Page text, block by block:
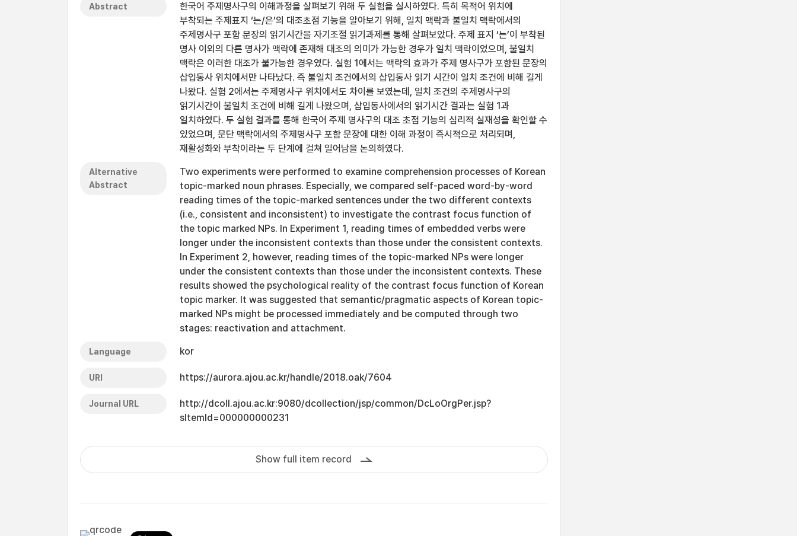
Abstract
한국어 주제명사구의 이해과정을 살펴보기 위해 두 실험을 실시하였다. 특히 목적어 위치에
부착되는 주제표지 ‘는/은’의 대조초점 기능을 알아보기 위해, 일치 맥락과 불일치 맥락에서의
주제명사구 포함 문장의 읽기시간을 자기조절 읽기과제를 통해 살펴보았다. 주제 표지 ‘는’이 부착된
명사 이외의 다른 명사가 맥락에 존재해 대조의 의미가 가능한 경우가 일치 맥락이었으며, 불일치
맥락은 이러한 대조가 불가능한 경우였다. 실험 1에서는 맥락의 효과가 주제 명사구가 포함된 문장의
삽입동사 위치에서만 나타났다. 즉 불일치 조건에서의 삽입동사 읽기 시간이 일치 조건에 비해 길게
나왔다. 실험 2에서는 주제명사구 위치에서도 차이를 보였는데, 일치 조건의 주제명사구의
읽기시간이 불일치 조건에 비해 길게 나왔으며, 삽입동사에서의 읽기시간 결과는 실험 1과
일치하였다. 두 실험 결과를 통해 한국어 주제 명사구의 대조 초점 기능의 심리적 실재성을 확인할 수
있었으며, 문단 맥락에서의 주제명사구 포함 문장에 대한 이해 과정이 즉시적으로 처리되며,
재활성화와 부착이라는 두 단계에 걸쳐 일어남을 논의하였다.
Alternative
Abstract
Two experiments were performed to examine comprehension processes of Korean
topic-marked noun phrases. Especially, we compared self-paced word-by-word
reading times of the topic-marked sentences under the two different contexts
(i.e., consistent and inconsistent) to investigate the contrast focus function of
the topic marked NPs. In Experiment 1, reading times of embedded verbs were
longer under the inconsistent contexts than those under the consistent contexts.
In Experiment 2, however, reading times of the topic-marked NPs were longer
under the consistent contexts than those under the inconsistent contexts. These
results showed the psychological reality of the contrast focus function of Korean
topic marker. It was suggested that semantic/pragmatic aspects of Korean topic-
marked NPs might be processed immediately and be computed through two
stages: reactivation and attachment.
Language kor
URI https://aurora.ajou.ac.kr/handle/2018.oak/7604
Journal URL
http://dcoll.ajou.ac.kr:9080/dcollection/jsp/common/DcLoOrgPer.jsp?
sItemId=000000000231
Show full item record